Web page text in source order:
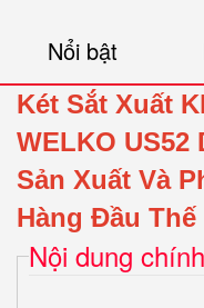
Nổi bật
Két Sắt Xuất
WELKO US52
Sản Xuất Và
Hàng Đầu
Nội dung